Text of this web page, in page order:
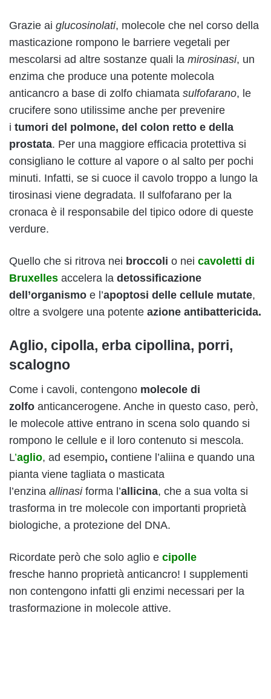
Grazie ai glucosinolati, molecole che nel corso della
masticazione rompono le barriere vegetali per
mescolarsi ad altre sostanze quali la mirosinasi, un
enzima che produce una potente molecola
anticancro a base di zolfo chiamata sulfofarano, le
crucifere sono utilissime anche per prevenire
i tumori del polmone, del colon retto e della
prostata. Per una maggiore efficacia protettiva si
consigliano le cotture al vapore o al salto per pochi
minuti. Infatti, se si cuoce il cavolo troppo a lungo la
tirosinasi viene degradata. Il sulfofarano per la
cronaca è il responsabile del tipico odore di queste
verdure.
Quello che si ritrova nei broccoli o nei cavoletti di
Bruxelles accelera la detossificazione
dell’organismo e l’apoptosi delle cellule mutate,
oltre a svolgere una potente azione antibattericida.
Aglio, cipolla, erba cipollina, porri,
scalogno
Come i cavoli, contengono molecole di
zolfo anticancerogene. Anche in questo caso, però,
le molecole attive entrano in scena solo quando si
rompono le cellule e il loro contenuto si mescola.
L’aglio, ad esempio, contiene l’aliina e quando una
pianta viene tagliata o masticata
l’enzina allinasiforma l’allicina, che a sua volta si
trasforma in tre molecole con importanti proprietà
biologiche, a protezione del DNA.
Ricordate però che solo aglio e cipolle
fresche hanno proprietà anticancro! I supplementi
non contengono infatti gli enzimi necessari per la
trasformazione in molecole attive.